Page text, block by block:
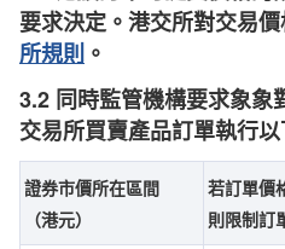
要求決定。港交所對交易
所規則 。
3.2 同時監管機構要求象象
交易所買賣產品訂單執行以
證券市價所在區間
（港元）
若訂單價
則限制訂